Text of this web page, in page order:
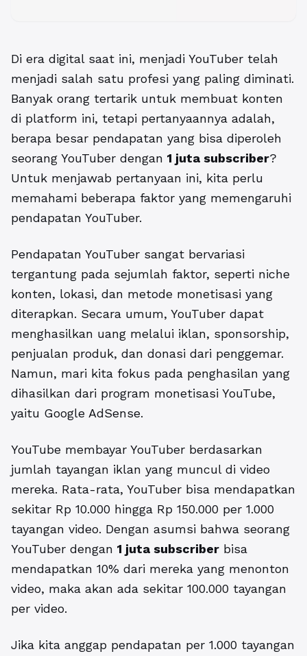
Di era digital saat ini, menjadi YouTuber telah
menjadi salah satu profesi yang paling diminati.
Banyak orang tertarik untuk membuat konten
di platform ini, tetapi pertanyaannya adalah,
berapa besar pendapatan yang bisa diperoleh
seorang YouTuber dengan 1 juta subscriber?
Untuk menjawab pertanyaan ini, kita perlu
memahami beberapa faktor yang memengaruhi
pendapatan YouTuber.
Pendapatan YouTuber sangat bervariasi
tergantung pada sejumlah faktor, seperti niche
konten, lokasi, dan metode monetisasi yang
diterapkan. Secara umum, YouTuber dapat
menghasilkan uang melalui iklan, sponsorship,
penjualan produk, dan donasi dari penggemar.
Namun, mari kita fokus pada penghasilan yang
dihasilkan dari program monetisasi YouTube,
yaitu Google AdSense.
YouTube membayar YouTuber berdasarkan
jumlah tayangan iklan yang muncul di video
mereka. Rata-rata, YouTuber bisa mendapatkan
sekitar Rp 10.000 hingga Rp 150.000 per 1.000
tayangan video. Dengan asumsi bahwa seorang
YouTuber dengan 1 juta subscriber bisa
mendapatkan 10% dari mereka yang menonton
video, maka akan ada sekitar 100.000 tayangan
per video.
Jika kita anggap pendapatan per 1.000 tayangan